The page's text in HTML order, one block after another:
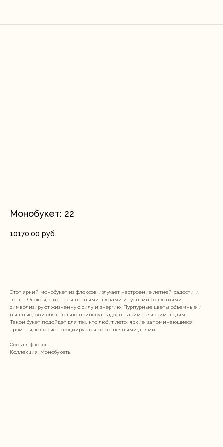
Монобукет: 22
10170,00 руб.
Этот яркий монобукет из флоксов излучает настроение летней радости и
тепла. Флоксы, с их насыщенными цветами и густыми соцветиями,
символизируют жизненную силу и энергию. Пурпурные цветы объемные и
пышные, они обязательно принесут радость таким же ярким людям.
Такой букет подойдет для тех, кто любит лето: яркие, запоминающиеся
ароматы, которые ассоциируются со солнечными днями.
Состав: флоксы.
Коллекция: Монобукеты